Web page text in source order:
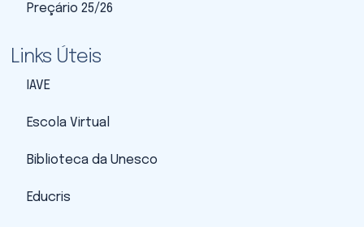
Preçário 25/26
Links Úteis
IAVE
Escola Virtual
Biblioteca da Unesco
Educris